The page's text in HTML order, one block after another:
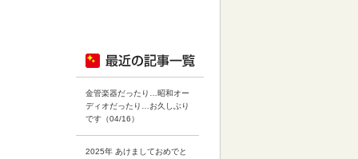
金管楽器だったり…昭和オー
ディオだったり…お久しぶり
です（04/16）
2025年 あけましておめでと